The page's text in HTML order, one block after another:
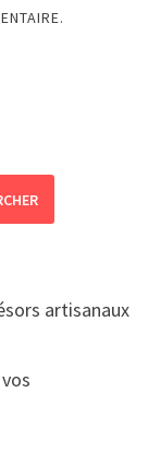
artisanaux